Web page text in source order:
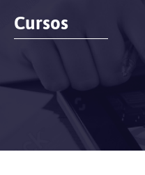
Cursos